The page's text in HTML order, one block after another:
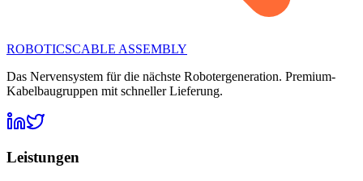
ROBOTICSCABLE ASSEMBLY
Das Nervensystem für die nächste Robotergeneration. Premium-
Kabelbaugruppen mit schneller Lieferung.
Leistungen